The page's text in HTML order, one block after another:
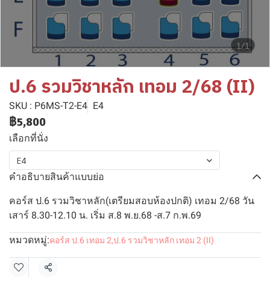
1/1
ป.6 รวมวิชาหลัก เทอม 2/68 (II)
SKU : P6MS-T2-E4 E4
฿5,800
เลือกที่นั่ง
E4
คำอธิบายสินค้าแบบย่อ
คอร์ส ป.6 รวมวิชาหลัก(เตรียมสอบห้องปกติ) เทอม 2/68 วัน
เสาร์ 8.30-12.10 น. เริ่ม ส.8 พ.ย.68 -ส.7 ก.พ.69
หมวดหมู่:คอร์ส ป.6 เทอม 2,ป.6 รวมวิชาหลัก เทอม 2 (II)
แชร์